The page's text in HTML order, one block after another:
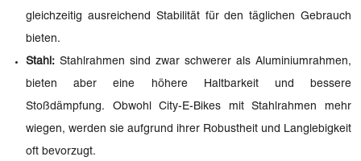
gleichzeitig ausreichend Stabilität für den täglichen Gebrauch
bieten.
Stahl: Stahlrahmen sind zwar schwerer als Aluminiumrahmen,
bieten aber eine höhere Haltbarkeit und bessere
Stoßdämpfung. Obwohl City-E-Bikes mit Stahlrahmen mehr
wiegen, werden sie aufgrund ihrer Robustheit und Langlebigkeit
oft bevorzugt.